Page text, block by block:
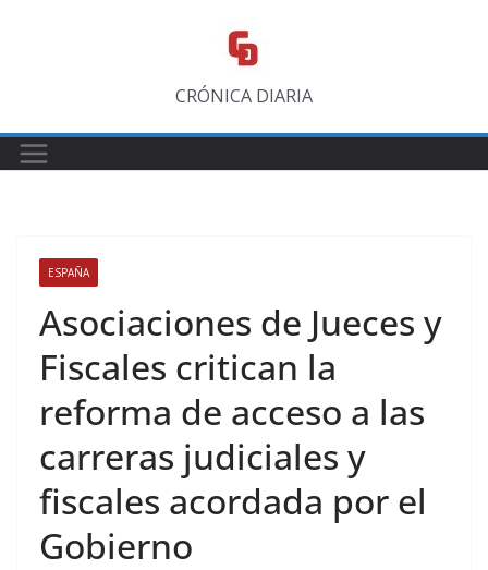
CRÓNICA DIARIA
ESPAÑA
Asociaciones de Jueces y
Fiscales critican la
reforma de acceso a las
carreras judiciales y
fiscales acordada por el
Gobierno